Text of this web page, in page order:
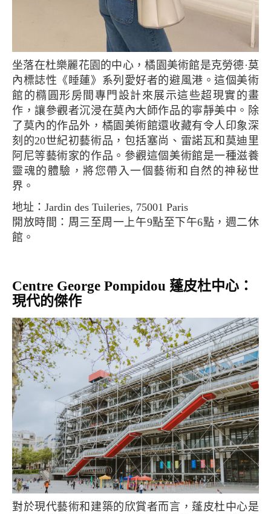
坐落在杜樂麗花園的中心，橘園美術館是克勞德·莫
內標誌性《睡蓮》系列愛好者的避風港。這個美術
館的橢圓形房間專門設計來展示這些超現實的畫
作，讓參觀者沉浸在莫內大師作品的寧靜美中。除
了莫內的作品外，橘園美術館還收藏有令人印象深
刻的20世紀初藝術品，包括塞尚、雷諾瓦和莫迪里
阿尼等藝術家的作品。參觀這個美術館是一種滋養
靈魂的體驗，將您帶入一個藝術和自然的神秘世
界。
地址：Jardin des Tuileries, 75001 Paris
開放時間：周三至周一上午9點至下午6點，週二休
館。
Centre George Pompidou 蓬皮杜中心：
現代的傑作
對於現代藝術和建築的欣賞者而言，蓬皮杜中心是